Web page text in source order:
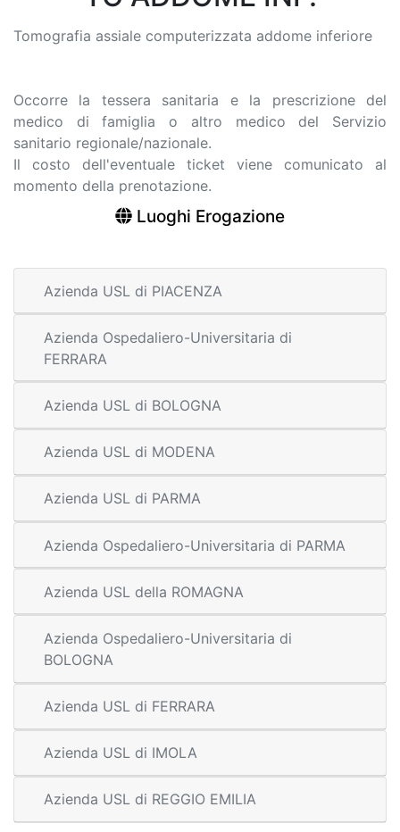
Tomografia assiale computerizzata addome inferiore
Occorre la tessera sanitaria e la prescrizione del
medico di famiglia o altro medico del Servizio
sanitario regionale/nazionale.
Il costo dell'eventuale ticket viene comunicato al
momento della prenotazione.
Luoghi Erogazione
Azienda USL di PIACENZA
Azienda Ospedaliero-Universitaria di
FERRARA
Azienda USL di BOLOGNA
Azienda USL di MODENA
Azienda USL di PARMA
Azienda Ospedaliero-Universitaria di PARMA
Azienda USL della ROMAGNA
Azienda Ospedaliero-Universitaria di
BOLOGNA
Azienda USL di FERRARA
Azienda USL di IMOLA
Azienda USL di REGGIO EMILIA